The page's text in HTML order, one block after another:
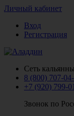
Личный кабинет
Вход
Регистрация
Сеть
8 (800) 707-
+7 (920) 799-
Звонок по